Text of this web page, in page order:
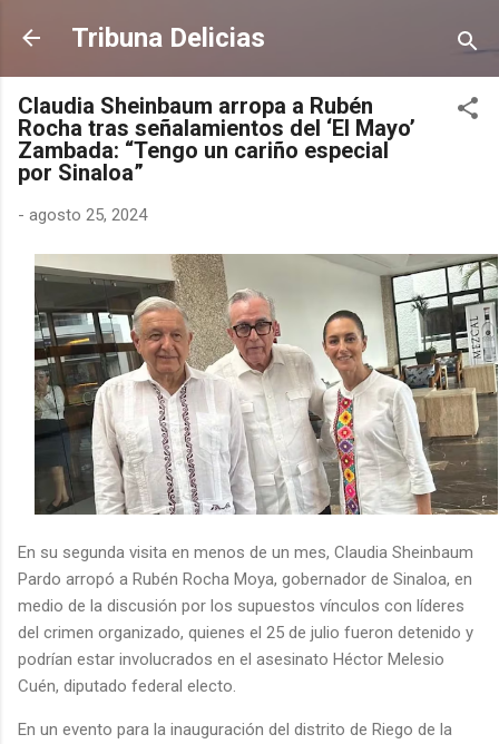
Ir al contenido principal
Tribuna Delicias
Claudia Sheinbaum arropa a Rubén
Rocha tras señalamientos del ‘El Mayo’
Zambada: “Tengo un cariño especial
por Sinaloa”
- agosto 25, 2024
En su segunda visita en menos de un mes, Claudia Sheinbaum
Pardo arropó a Rubén Rocha Moya, gobernador de Sinaloa, en
medio de la discusión por los supuestos vínculos con líderes
del crimen organizado, quienes el 25 de julio fueron detenido y
podrían estar involucrados en el asesinato Héctor Melesio
Cuén, diputado federal electo.
En un evento para la inauguración del distrito de Riego de la